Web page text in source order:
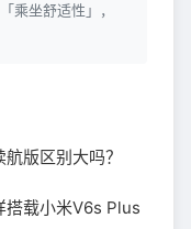
乘坐舒适性」，
版区别大吗？
搭载小米V6s Plus